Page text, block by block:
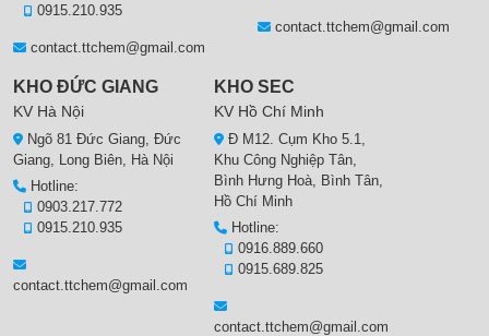
0915.210.935
contact.ttchem@gmail.com
contact.ttchem@gmail.com
KHO ĐỨC GIANG
KV Hà Nội
Ngõ 81 Đức Giang, Đức
Giang, Long Biên, Hà Nội
Hotline:
0903.217.772
0915.210.935
contact.ttchem@gmail.com
KHO SEC
KV Hồ Chí Minh
Đ M12. Cụm Kho 5.1,
Khu Công Nghiệp Tân,
Bình Hưng Hoà, Bình Tân,
Hồ Chí Minh
Hotline:
0916.889.660
0915.689.825
contact.ttchem@gmail.com